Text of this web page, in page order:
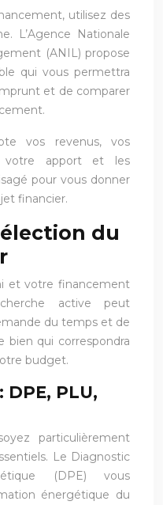
utilisez des
L’Agence Nationale
(ANIL) propose
qui vous permettra
et de comparer
vos revenus, vos
votre apport et les
pour vous donner
financier.
du
et votre financement
active peut
du temps et de
bien qui correspondra
budget.
PLU,
particulièrement
Le Diagnostic
(DPE) vous
énergétique du